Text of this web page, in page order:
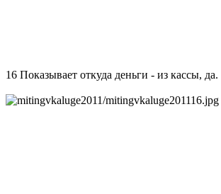
16 Показывает откуда деньги - из кассы, да.